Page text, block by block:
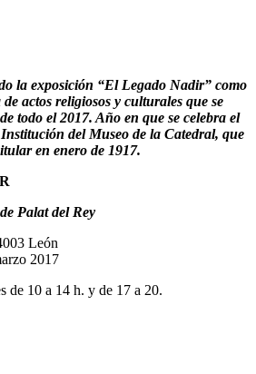
la exposición “El Legado Nadir” como
actos religiosos y culturales que se
todo el 2017. Año en que se celebra el
del Museo de la Catedral, que
en enero de 1917.
Palat del Rey
León
2017
de 10 a 14 h. y de 17 a 20.